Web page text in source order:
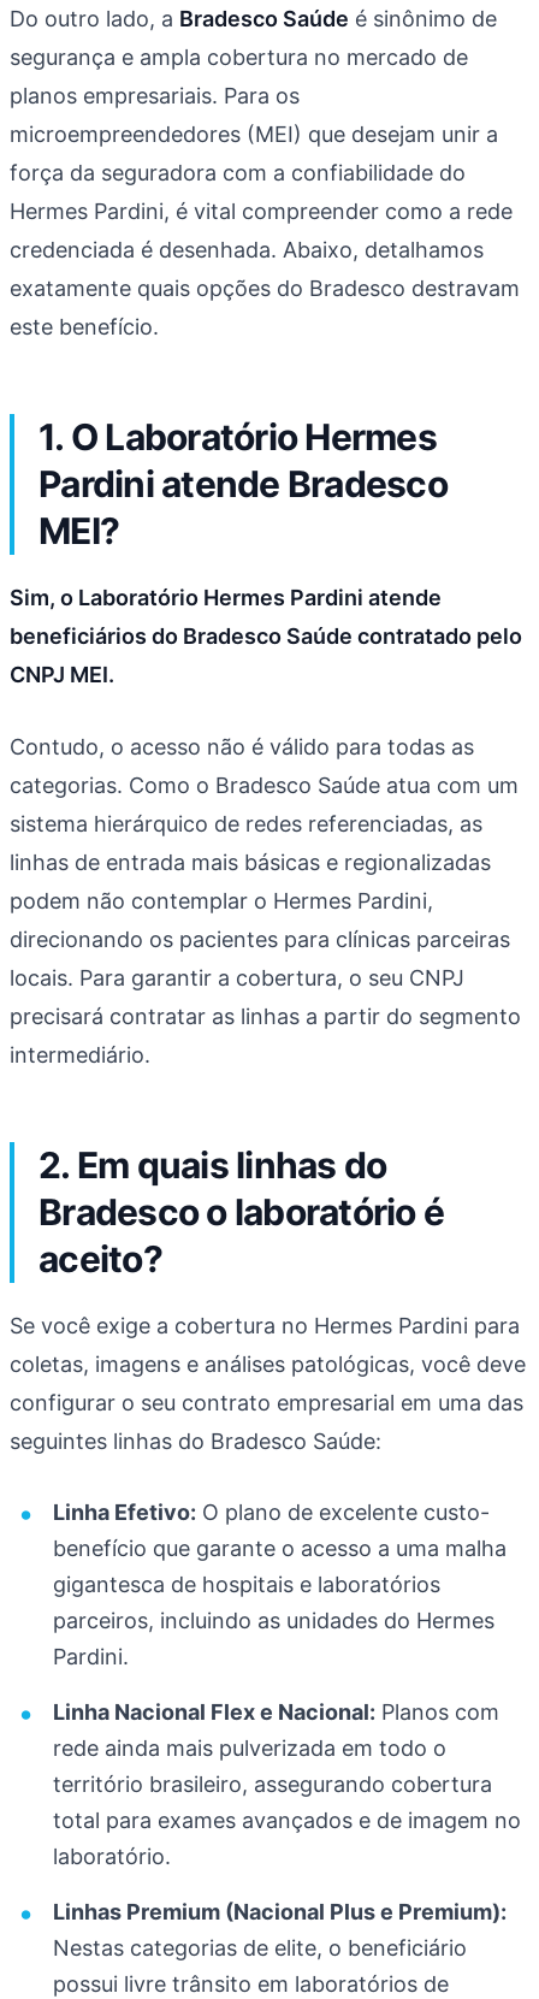
Do outro lado, a Bradesco Saúde é sinônimo de
segurança e ampla cobertura no mercado de
planos empresariais. Para os
microempreendedores (MEI) que desejam unir a
força da seguradora com a confiabilidade do
Hermes Pardini, é vital compreender como a rede
credenciada é desenhada. Abaixo, detalhamos
exatamente quais opções do Bradesco destravam
este benefício.
1. O Laboratório Hermes
Pardini atende Bradesco
MEI?
Sim, o Laboratório Hermes Pardini atende
beneficiários do Bradesco Saúde contratado pelo
CNPJ MEI.
Contudo, o acesso não é válido para todas as
categorias. Como o Bradesco Saúde atua com um
sistema hierárquico de redes referenciadas, as
linhas de entrada mais básicas e regionalizadas
podem não contemplar o Hermes Pardini,
direcionando os pacientes para clínicas parceiras
locais. Para garantir a cobertura, o seu CNPJ
precisará contratar as linhas a partir do segmento
intermediário.
2. Em quais linhas do
Bradesco o laboratório é
aceito?
Se você exige a cobertura no Hermes Pardini para
coletas, imagens e análises patológicas, você deve
configurar o seu contrato empresarial em uma das
seguintes linhas do Bradesco Saúde:
Linha Efetivo: O plano de excelente custo-
benefício que garante o acesso a uma malha
gigantesca de hospitais e laboratórios
parceiros, incluindo as unidades do Hermes
Pardini.
Linha Nacional Flex e Nacional: Planos com
rede ainda mais pulverizada em todo o
território brasileiro, assegurando cobertura
total para exames avançados e de imagem no
laboratório.
Linhas Premium (Nacional Plus e Premium):
Nestas categorias de elite, o beneficiário
possui livre trânsito em laboratórios de